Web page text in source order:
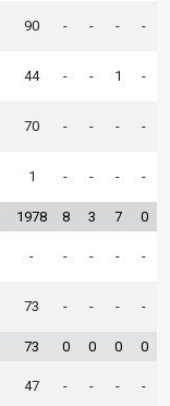
90 - - - -
44 - - 1 -
70 - - - -
1 - - - -
1978 8 3 7
0
- - - - -
73 - - - -
73 0 0 0 0
47 - - - -